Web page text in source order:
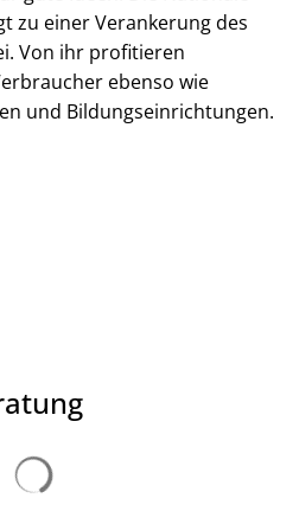
zu einer Verankerung des
Von ihr profitieren
ebenso wie
und Bildungseinrichtungen.